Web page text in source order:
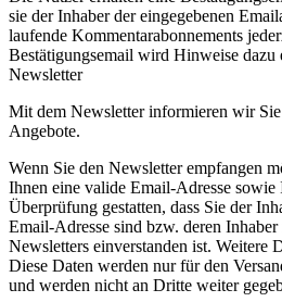
sie der Inhaber der eingegebenen
laufende Kommentarabonnements
Bestätigungsemail wird Hinweise dazu
Newsletter
Mit dem Newsletter informieren wir Sie
Angebote.
Wenn Sie den Newsletter empfangen
Ihnen eine valide Email-Adresse
Überprüfung gestatten, dass Sie der
Email-Adresse sind bzw. deren
Newsletters einverstanden ist. Weitere
Diese Daten werden nur für den
und werden nicht an Dritte weiter